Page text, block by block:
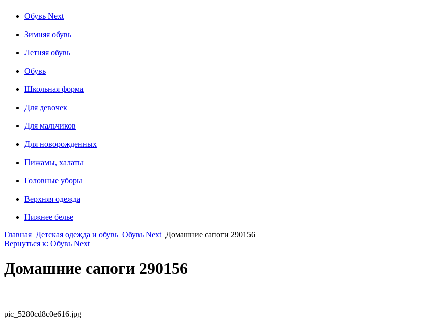
Обувь Next
Зимняя обувь
Летняя обувь
Обувь
Школьная форма
Для девочек
Для мальчиков
Для новорожденных
Пижамы, халаты
Головные уборы
Верхняя одежда
Нижнее белье
Главная Детская одежда и обувь Обувь Next Домашние сапоги 290156
Вернуться к: Обувь Next
Домашние сапоги 290156
pic_5280cd8c0e616.jpg